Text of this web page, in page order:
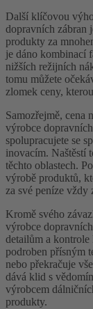
Další klíčovou
dopravních zábran
produkty za
je dáno kombinací
nižších režijních
tomu můžete
zlomek ceny,
Samozřejmě, cena
výrobce
spolupracujete se
inovacím. Naštěstí
těchto oblastech.
výrobě produktů,
za své peníze vždy
Kromě svého
výrobce
detailům a
podroben přísným
nebo překračuje
dává klid s
výrobcem
produkty.